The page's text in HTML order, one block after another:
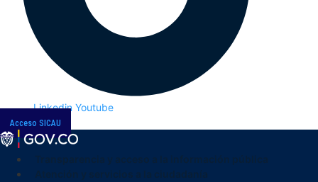
Linkedin Youtube
Acceso SICAU